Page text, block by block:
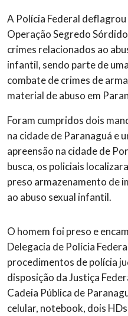
A Polícia Federal
Operação Segredo
crimes relacionados ao
infantil, sendo parte de
combate de crimes de
material de abuso em
Foram cumpridos dois
na cidade de Paranaguá e
apreensão na cidade de
busca, os policiais
preso armazenamento de
ao abuso sexual infantil.
O homem foi preso e
Delegacia de Polícia
procedimentos de polícia
disposição da Justiça
Cadeia Pública de
celular, notebook, dois